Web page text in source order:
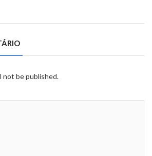
not be published.